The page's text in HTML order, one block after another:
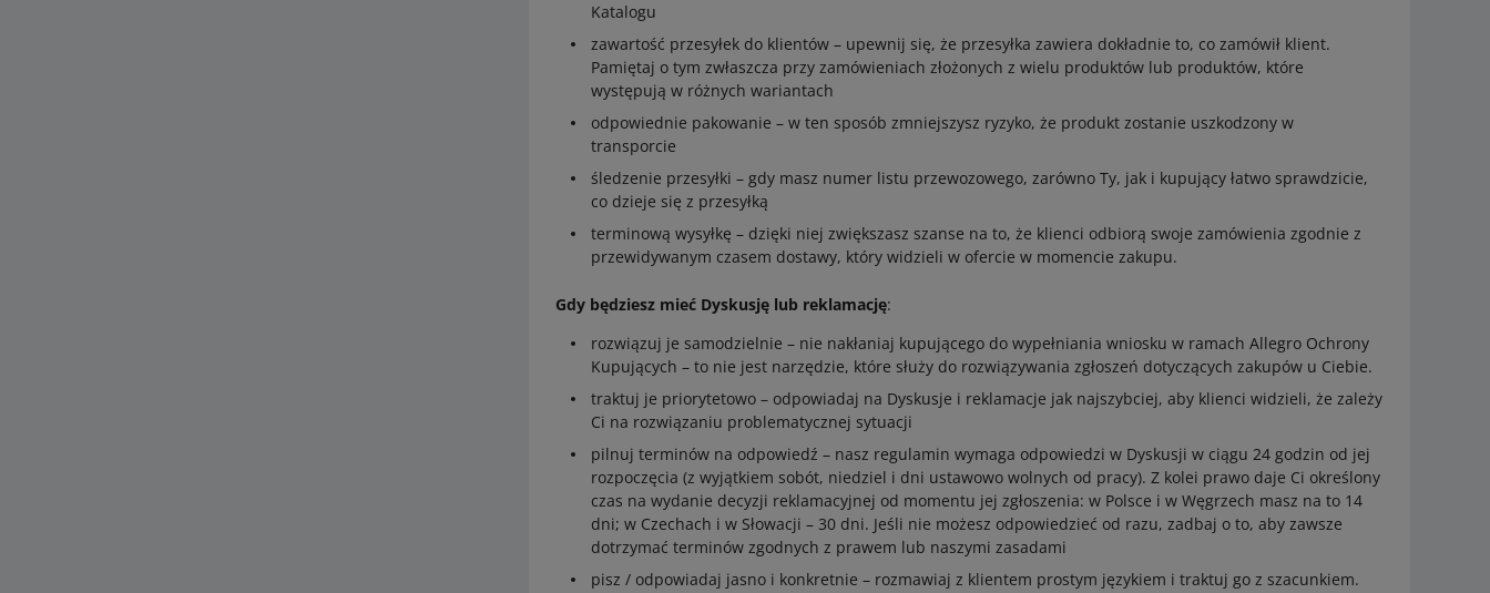
Katalogu
zawartość przesyłek do klientów – upewnij się, że przesyłka zawiera dokładnie to, co zamówił klient.
Pamiętaj o tym zwłaszcza przy zamówieniach złożonych z wielu produktów lub produktów, które
występują w różnych wariantach
odpowiednie pakowanie – w ten sposób zmniejszysz ryzyko, że produkt zostanie uszkodzony w
transporcie
śledzenie przesyłki – gdy masz numer listu przewozowego, zarówno Ty, jak i kupujący łatwo sprawdzicie,
co dzieje się z przesyłką
terminową wysyłkę – dzięki niej zwiększasz szanse na to, że klienci odbiorą swoje zamówienia zgodnie z
przewidywanym czasem dostawy, który widzieli w ofercie w momencie zakupu.
Gdy będziesz mieć Dyskusję lub reklamację:
rozwiązuj je samodzielnie – nie nakłaniaj kupującego do wypełniania wniosku w ramach Allegro Ochrony
Kupujących – to nie jest narzędzie, które służy do rozwiązywania zgłoszeń dotyczących zakupów u Ciebie.
traktuj je priorytetowo – odpowiadaj na Dyskusje i reklamacje jak najszybciej, aby klienci widzieli, że zależy
Ci na rozwiązaniu problematycznej sytuacji
pilnuj terminów na odpowiedź – nasz regulamin wymaga odpowiedzi w Dyskusji w ciągu 24 godzin od jej
rozpoczęcia (z wyjątkiem sobót, niedziel i dni ustawowo wolnych od pracy). Z kolei prawo daje Ci określony
czas na wydanie decyzji reklamacyjnej od momentu jej zgłoszenia: w Polsce i w Węgrzech masz na to 14
dni; w Czechach i w Słowacji – 30 dni. Jeśli nie możesz odpowiedzieć od razu, zadbaj o to, aby zawsze
dotrzymać terminów zgodnych z prawem lub naszymi zasadami
pisz / odpowiadaj jasno i konkretnie – rozmawiaj z klientem prostym językiem i traktuj go z szacunkiem.